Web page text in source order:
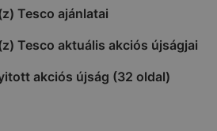
Tesco ajánlatai
Tesco aktuális akciós újságjai
akciós újság (32 oldal)